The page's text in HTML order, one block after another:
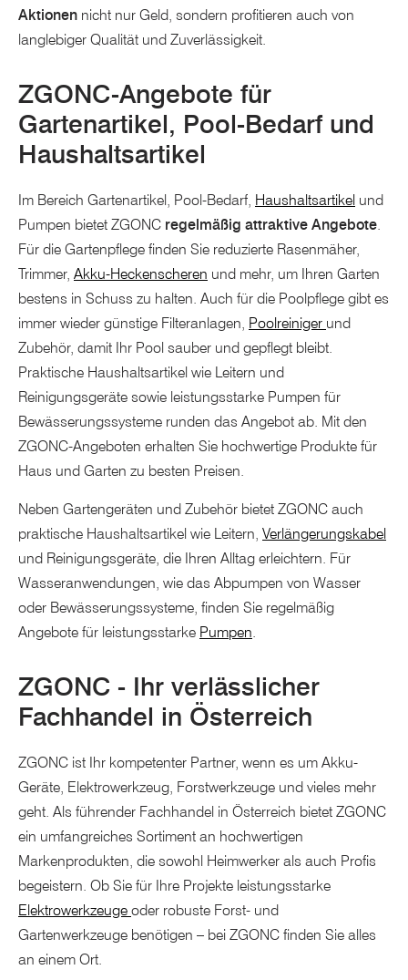
Aktionen nicht nur Geld, sondern profitieren auch von
langlebiger Qualität und Zuverlässigkeit.
ZGONC-Angebote für
Gartenartikel, Pool-Bedarf und
Haushaltsartikel
Im Bereich Gartenartikel, Pool-Bedarf, Haushaltsartikel und
Pumpen bietet ZGONC regelmäßig attraktive Angebote
Für die Gartenpflege finden Sie reduzierte Rasenmäher,
Trimmer, Akku-Heckenscheren und mehr, um Ihren Garten
bestens in Schuss zu halten. Auch für die Poolpflege gibt es
immer wieder günstige Filteranlagen, Poolreiniger und
Zubehör, damit Ihr Pool sauber und gepflegt bleibt.
Praktische Haushaltsartikel wie Leitern und
Reinigungsgeräte sowie leistungsstarke Pumpen für
Bewässerungssysteme runden das Angebot ab. Mit den
ZGONC-Angeboten erhalten Sie hochwertige Produkte für
Haus und Garten zu besten Preisen.
Neben Gartengeräten und Zubehör bietet ZGONC auch
praktische Haushaltsartikel wie Leitern, Verlängerungskabel
und Reinigungsgeräte, die Ihren Alltag erleichtern. Für
Wasseranwendungen, wie das Abpumpen von Wasser
oder Bewässerungssysteme, finden Sie regelmäßig
Angebote für leistungsstarke Pumpen
ZGONC - Ihr verlässlicher
Fachhandel in Österreich
ZGONC ist Ihr kompetenter Partner, wenn es um Akku-
Geräte, Elektrowerkzeug, Forstwerkzeuge und vieles mehr
geht. Als führender Fachhandel in Österreich bietet ZGONC
ein umfangreiches Sortiment an hochwertigen
Markenprodukten, die sowohl Heimwerker als auch Profis
begeistern. Ob Sie für Ihre Projekte leistungsstarke
Elektrowerkzeuge oder robuste Forst- und
Gartenwerkzeuge benötigen – bei ZGONC finden Sie alles
an einem Ort.